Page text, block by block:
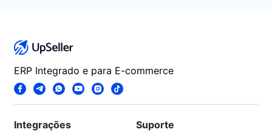
ERP Integrado e para E-commerce
Integrações Suporte